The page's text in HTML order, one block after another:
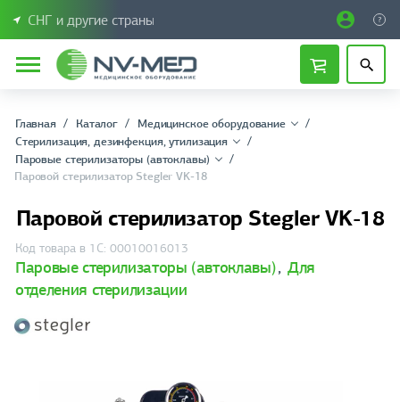
СНГ и другие страны
Главная Каталог
Медицинское оборудование
Стерилизация, дезинфекция, утилизация
Паровые стерилизаторы (автоклавы)
Паровой стерилизатор Stegler VK-18
Паровой стерилизатор Stegler VK-18
Код товара в 1С: 00010016013
Паровые стерилизаторы (автоклавы), Для
отделения стерилизации